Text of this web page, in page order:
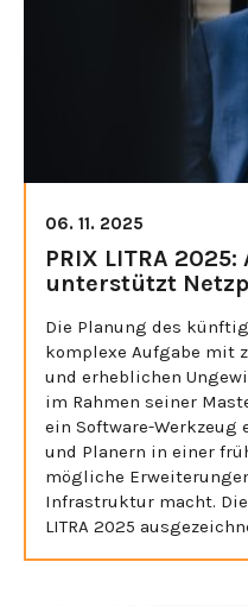
06. 11. 2025
PRIX LITRA
unterstützt
Die Planung des
komplexe Aufgabe mit
und erheblichen
im Rahmen seiner
ein Software-Werkzeug
und Planern in einer
mögliche
Infrastruktur macht.
LITRA 2025